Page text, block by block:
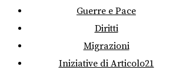
Guerre e Pace
Diritti
Migrazioni
Iniziative di Articolo21